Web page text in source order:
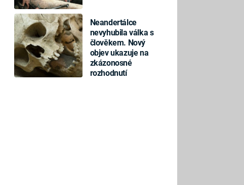
Neandertálce
nevyhubila válka s
člověkem. Nový
objev ukazuje na
zkázonosné
rozhodnutí